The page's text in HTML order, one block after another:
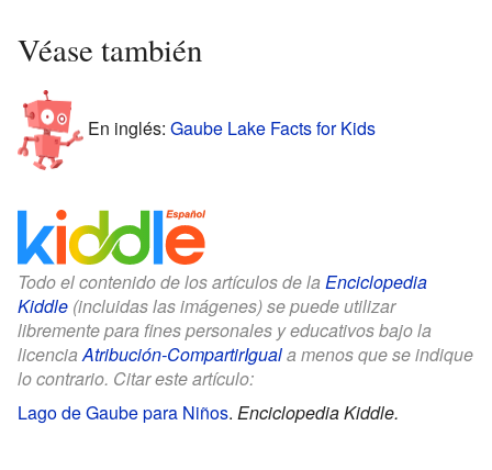
Véase también
En inglés: Gaube Lake Facts for Kids
Todo el contenido de los artículos de la Enciclopedia
Kiddle (incluidas las imágenes) se puede utilizar
libremente para fines personales y educativos bajo la
licencia Atribución-CompartirIguala menos que se indique
lo contrario. Citar este artículo:
Lago de Gaube para Niños. Enciclopedia Kiddle.